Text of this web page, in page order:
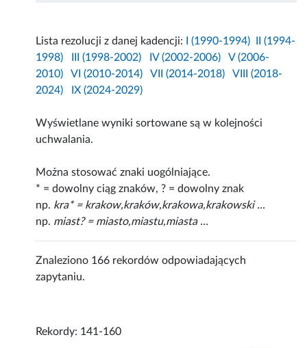
Lista rezolucji z danej kadencji: I (1990-1994)
II (1994-
1998)
III (1998-2002) IV (2002-2006)
V (2006-
2010)
VI (2010-2014) VII (2014-2018)
VIII (2018-
2024)
IX (2024-2029)
Wyświetlane wyniki sortowane są w kolejności
uchwalania.
Można stosować znaki uogólniające.
* = dowolny ciąg znaków, ? = dowolny znak
np. kra* = krakow,kraków,krakowa,krakowski ...
np. miast? = miasto,miastu,miasta ...
Znaleziono 166 rekordów odpowiadających
zapytaniu.
Rekordy: 141-160